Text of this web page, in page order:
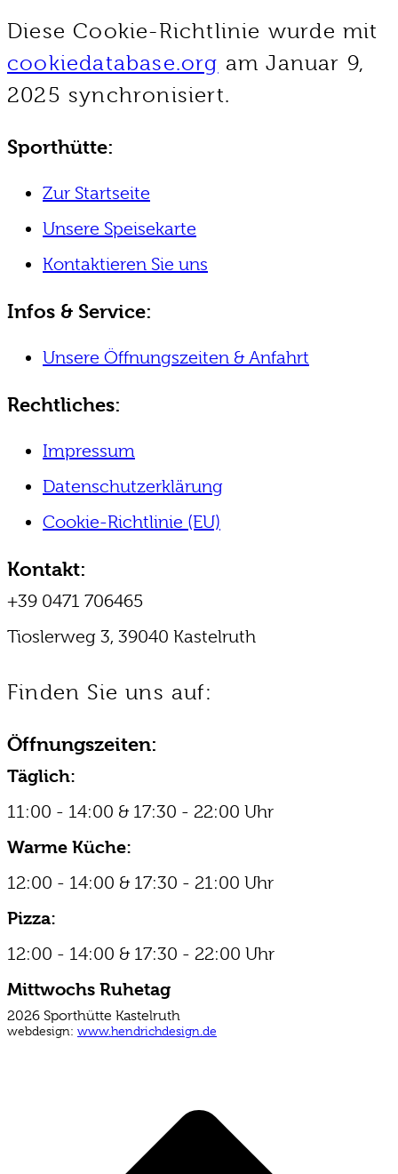
Diese Cookie-Richtlinie wurde mit
cookiedatabase.org am Januar 9,
2025 synchronisiert.
Sporthütte:
Zur Startseite
Unsere Speisekarte
Kontaktieren Sie uns
Infos & Service:
Unsere Öffnungszeiten & Anfahrt
Rechtliches:
Impressum
Datenschutzerklärung
Cookie-Richtlinie (EU)
Kontakt:
+39 0471 706465
Tioslerweg 3, 39040 Kastelruth
Finden Sie uns auf:
Facebook
page
opens
in
window
Instagram
page
opens
in
window
E-
Mail
page
opens
new
Öffnungszeiten:
Täglich:
11:00 - 14:00 & 17:30 - 22:00 Uhr
Warme Küche:
12:00 - 14:00 & 17:30 - 21:00 Uhr
Pizza:
12:00 - 14:00 & 17:30 - 22:00 Uhr
Mittwochs Ruhetag
2026 Sporthütte Kastelruth
webdesign: www.hendrichdesign.de